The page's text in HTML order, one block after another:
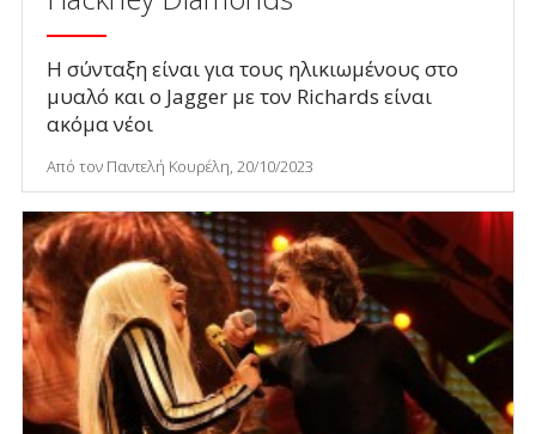
Η σύνταξη είναι για τους ηλικιωμένους στο
μυαλό και ο Jagger με τον Richards είναι
ακόμα νέοι
Από τον Παντελή Κουρέλη, 20/10/2023